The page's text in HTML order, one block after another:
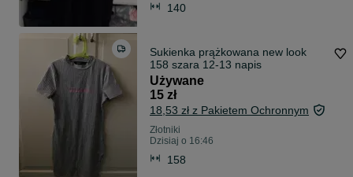
140
Sukienka prążkowana new look
158 szara 12-13 napis
Używane
15 zł
18,53 zł z Pakietem Ochronnym
Złotniki
Dzisiaj o 16:46
158